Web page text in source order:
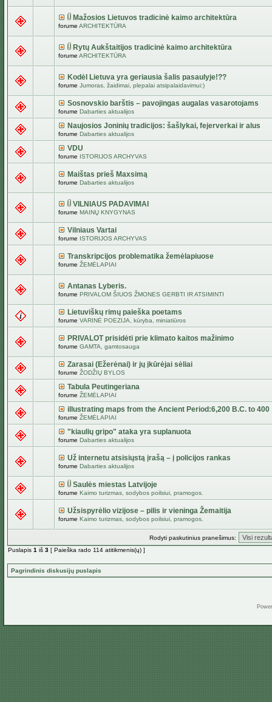
Mažosios Lietuvos tradicinė kaimo architektūra
forume ARCHITEKTŪRA
Rytų Aukštaitijos tradicinė kaimo architektūra
forume ARCHITEKTŪRA
Kodėl Lietuva yra geriausia šalis pasaulyje!??
forume Jumoras, žaidimai, plepalai atsipalaidavimui:)
Sosnovskio barštis – pavojingas augalas vasarotojams
forume Dabarties aktualijos
Naujosios Joninių tradicijos: šašlykai, fejerverkai ir alus
forume Dabarties aktualijos
VDU
forume ISTORIJOS ARCHYVAS
Maištas prieš Maxsimą
forume Dabarties aktualijos
VILNIAUS PADAVIMAI
forume MAINŲ KNYGYNAS
Vilniaus Vartai
forume ISTORIJOS ARCHYVAS
Transkripcijos problematika žemėlapiuose
forume ŽEMĖLAPIAI
Antanas Lyberis.
forume PRIVALOM ŠIUOS ŽMONES GERBTI IR ATSIMINTI
Lietuviškų rimų paieška poetams
forume VARINĖ POEZIJA, kūryba, miniatiūros
PRIVALOT prisidėti prie klimato kaitos mažinimo
forume GAMTA, gamtosauga
Zarasai (Ežerėnai) ir jų įkūrėjai sėliai
forume ŽODŽIŲ BYLOS
Tabula Peutingeriana
forume ŽEMĖLAPIAI
illustrating maps from the Ancient Period:6,200 B.C. to 400
forume ŽEMĖLAPIAI
"kiaulių gripo" ataka yra suplanuota
forume Dabarties aktualijos
Už internetu atsisiųstą įrašą – į policijos rankas
forume Dabarties aktualijos
Saulės miestas Latvijoje
forume Kaimo turizmas, sodybos poilsiui, pramogos.
Užsispyrėlio vizijose – pilis ir vieninga Žemaitija
forume Kaimo turizmas, sodybos poilsiui, pramogos.
Rodyti paskutinius pranešimus:
Puslapis 1 iš 3 [ Paieška rado 114 atitikmenis(ų) ]
Pagrindinis diskusijų puslapis